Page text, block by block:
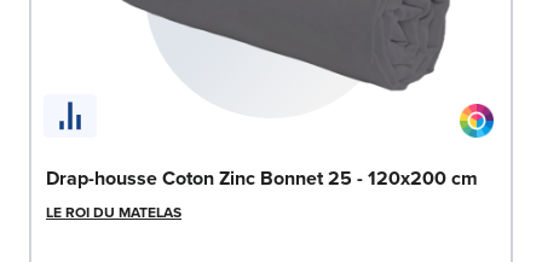
Drap-housse Coton Zinc Bonnet 25 - 120x200 cm
LE ROI DU MATELAS